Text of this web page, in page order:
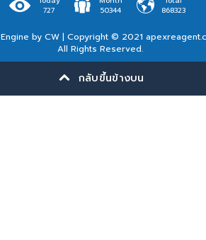
Engine by CW| Copyright © 2021
All Rights Reserved.
727
50344
868323
กลับขึ้นข้างบน